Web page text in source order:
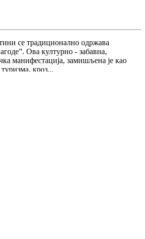
се традиционално одржава
Ова културно - забавна,
манифестација, замишљена је као
кроз...